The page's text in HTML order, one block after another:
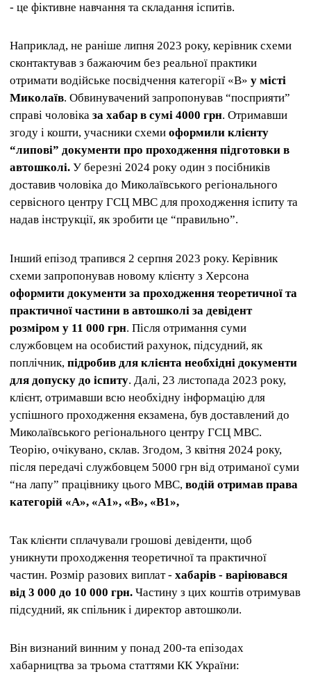
- це фіктивне навчання та складання іспитів.
Наприклад, не раніше липня 2023 року, керівник схеми
сконтактував з бажаючим без реальної практики
отримати водійське посвідчення категорії «В» у місті
Миколаїв. Обвинувачений запропонував “посприяти”
справі чоловіка за хабар в сумі 4000 грн. Отримавши
згоду і кошти, учасники схеми оформили клієнту
“липові” документи про проходження підготовки в
автошколі. У березні 2024 року один з посібників
доставив чоловіка до Миколаївського регіонального
сервісного центру ГСЦ МВС для проходження іспиту та
надав інструкції, як зробити це “правильно”.
Інший епізод трапився 2 серпня 2023 року. Керівник
схеми запропонував новому клієнту з Херсона
оформити документи за проходження теоретичної та
практичної частини в автошколі за девідент
розміром у 11 000 грн. Після отримання суми
службовцем на особистий рахунок, підсудний, як
поплічник, підробив для клієнта необхідні документи
для допуску до іспиту. Далі, 23 листопада 2023 року,
клієнт, отримавши всю необхідну інформацію для
успішного проходження екзамена, був доставлений до
Миколаївського регіонального центру ГСЦ МВС.
Теорію, очікувано, склав. Згодом, 3 квітня 2024 року,
після передачі службовцем 5000 грн від отриманої суми
“на лапу” працівнику цього МВС, водій отримав права
категорій «А», «А1», «В», «В1»,
Так клієнти сплачували грошові девіденти, щоб
уникнути проходження теоретичної та практичної
частин. Розмір разових виплат - хабарів - варіювався
від 3 000 до 10 000 грн. Частину з цих коштів отримував
підсудний, як спільник і директор автошколи.
Він визнаний винним у понад 200-та епізодах
хабарництва за трьома статтями КК України: